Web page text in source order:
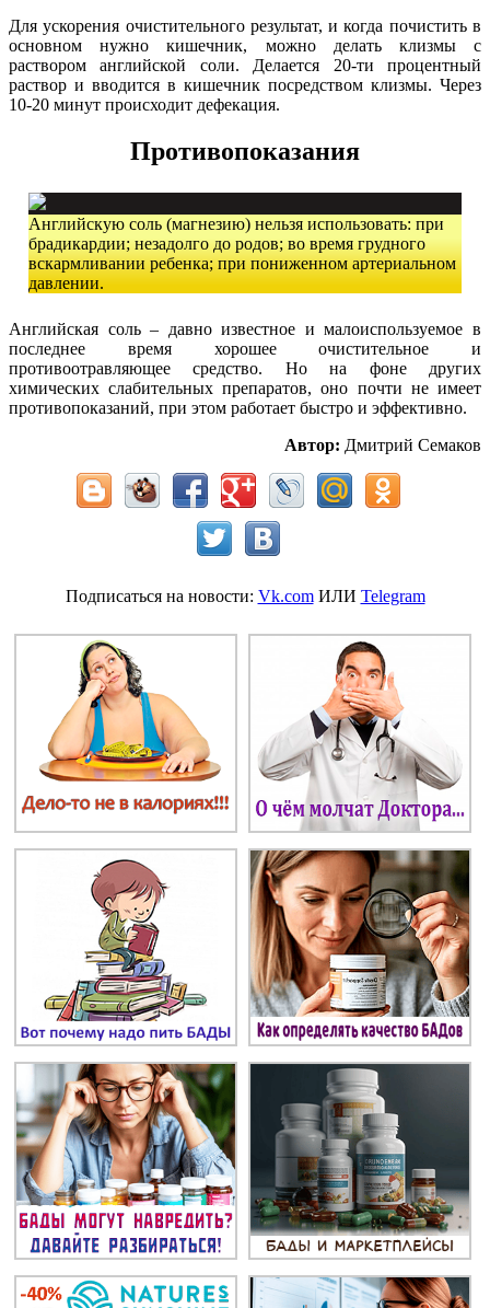
Для ускорения очистительного результат, и когда почистить в
основном нужно кишечник, можно делать клизмы с
раствором английской соли. Делается 20-ти процентный
раствор и вводится в кишечник посредством клизмы. Через
10-20 минут происходит дефекация.
Противопоказания
Английскую соль (магнезию) нельзя использовать: при
брадикардии; незадолго до родов; во время грудного
вскармливании ребенка; при пониженном артериальном
давлении.
Английская соль – давно известное и малоиспользуемое в
последнее время хорошее очистительное и
противоотравляющее средство. Но на фоне других
химических слабительных препаратов, оно почти не имеет
противопоказаний, при этом работает быстро и эффективно.
Автор: Дмитрий Семаков
Подписаться на новости: Vk.comИЛИ Telegram